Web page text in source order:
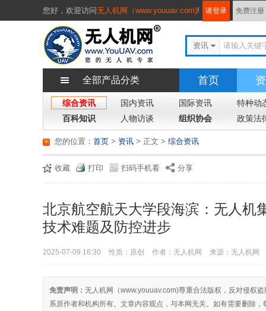
您好， 欢迎访问无人机网（www.youuav.com)! 请登录 免费注册
资讯
全部产品分类 首页
综合资讯 国内资讯 国际资讯
特种动
百科知识
人物访谈 组织协会 政策法
您的位置： 首页 > 资讯 > 综合资讯
> 正文
收藏 打印 扫码手机看 分享
北京航空航天大学段海滨：无人机
技术难题及防控进步
2025-07-09 16:30 性质：原创 作者：无人机网 来源：无人机网
免责声明： 无人机网（www.youuav.com)尊重合法版权，反对侵权
系原作者和机构所有。文章内容观点，与本网无关。如有需要删除，